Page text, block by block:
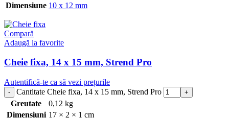
Dimensiune 10 x 12 mm
Compară
Adaugă la favorite
Cheie fixa, 14 x 15 mm, Strend Pro
Autentifică-te ca să vezi prețurile
Cantitate Cheie fixa, 14 x 15 mm, Strend Pro
Greutate
0,12 kg
Dimensiuni 17 × 2 × 1 cm